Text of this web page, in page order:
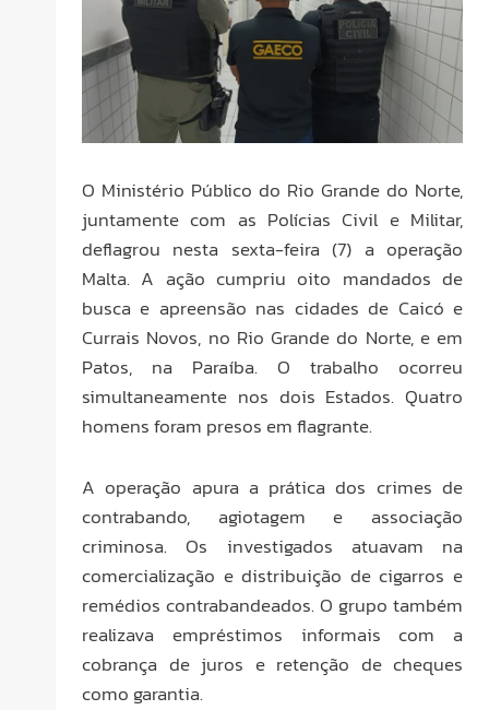
O Ministério Público do Rio Grande do Norte,
juntamente com as Polícias Civil e Militar,
deflagrou nesta sexta-feira (7) a operação
Malta. A ação cumpriu oito mandados de
busca e apreensão nas cidades de Caicó e
Currais Novos, no Rio Grande do Norte, e em
Patos, na Paraíba. O trabalho ocorreu
simultaneamente nos dois Estados. Quatro
homens foram presos em flagrante.
A operação apura a prática dos crimes de
contrabando, agiotagem e associação
criminosa. Os investigados atuavam na
comercialização e distribuição de cigarros e
remédios contrabandeados. O grupo também
realizava empréstimos informais com a
cobrança de juros e retenção de cheques
como garantia.